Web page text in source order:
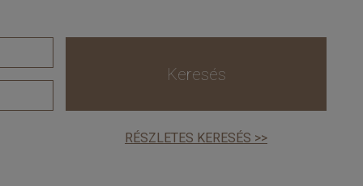
Keresés
RÉSZLETES KERESÉS >>